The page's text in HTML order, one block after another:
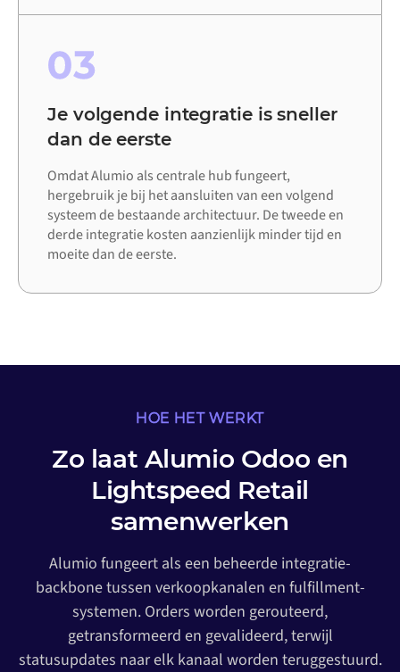
03
Je volgende integratie is sneller
dan de eerste
Omdat Alumio als centrale hub fungeert,
hergebruik je bij het aansluiten van een volgend
systeem de bestaande architectuur. De tweede en
derde integratie kosten aanzienlijk minder tijd en
moeite dan de eerste.
HOE HET WERKT
Zo laat Alumio Odoo en
Lightspeed Retail
samenwerken
Alumio fungeert als een beheerde integratie-
backbone tussen verkoopkanalen en fulfillment-
systemen. Orders worden gerouteerd,
getransformeerd en gevalideerd, terwijl
statusupdates naar elk kanaal worden teruggestuurd.